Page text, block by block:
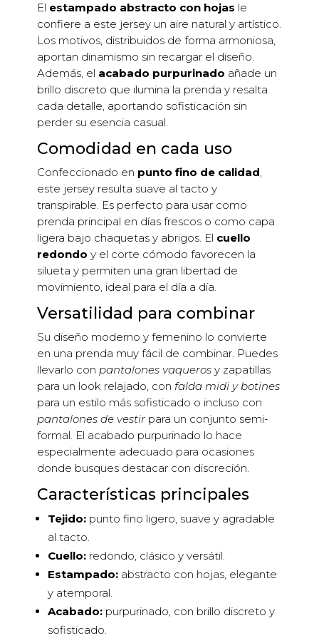
El estampado abstracto con hojas le
confiere a este jersey un aire natural y artístico.
Los motivos, distribuidos de forma armoniosa,
aportan dinamismo sin recargar el diseño.
Además, el acabado purpurinado añade un
brillo discreto que ilumina la prenda y resalta
cada detalle, aportando sofisticación sin
perder su esencia casual.
Comodidad en cada uso
Confeccionado en punto fino de calidad,
este jersey resulta suave al tacto y
transpirable. Es perfecto para usar como
prenda principal en días frescos o como capa
ligera bajo chaquetas y abrigos. El cuello
redondo y el corte cómodo favorecen la
silueta y permiten una gran libertad de
movimiento, ideal para el día a día.
Versatilidad para combinar
Su diseño moderno y femenino lo convierte
en una prenda muy fácil de combinar. Puedes
llevarlo conpantalones vaqueros y zapatillas
para un look relajado, con falda midi y botines
para un estilo más sofisticado o incluso con
pantalones de vestir para un conjunto semi-
formal. El acabado purpurinado lo hace
especialmente adecuado para ocasiones
donde busques destacar con discreción.
Características principales
Tejido: punto fino ligero, suave y agradable
al tacto.
Cuello: redondo, clásico y versátil.
Estampado: abstracto con hojas, elegante
y atemporal.
Acabado: purpurinado, con brillo discreto y
sofisticado.